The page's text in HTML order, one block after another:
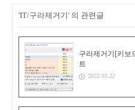
'IT/구라제거기' 의 관련글
구라제거기[키보
트
2022.03.22